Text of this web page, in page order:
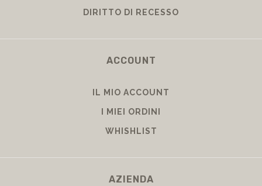
DIRITTO DI RECESSO
ACCOUNT
IL MIO ACCOUNT
I MIEI ORDINI
WHISHLIST
AZIENDA